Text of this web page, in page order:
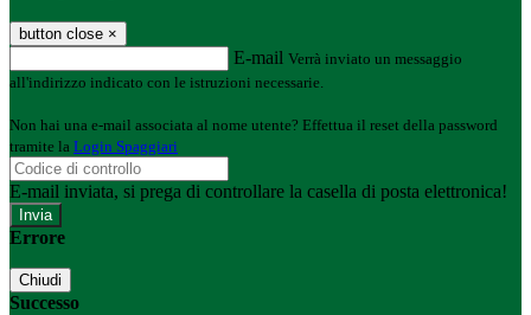
button close ×
E-mail Verrà inviato un messaggio
all'indirizzo indicato con le istruzioni necessarie.
Non hai una e-mail associata al nome utente? Effettua il reset della password
tramite la Login Spaggiari
E-mail inviata, si prega di controllare la casella di posta elettronica!
Errore
Chiudi
Successo